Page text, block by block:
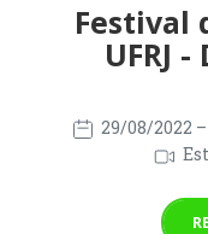
Festival
UFRJ
29/08/2022